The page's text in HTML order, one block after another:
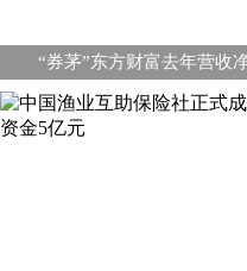
“券茅”东方财富去年营收